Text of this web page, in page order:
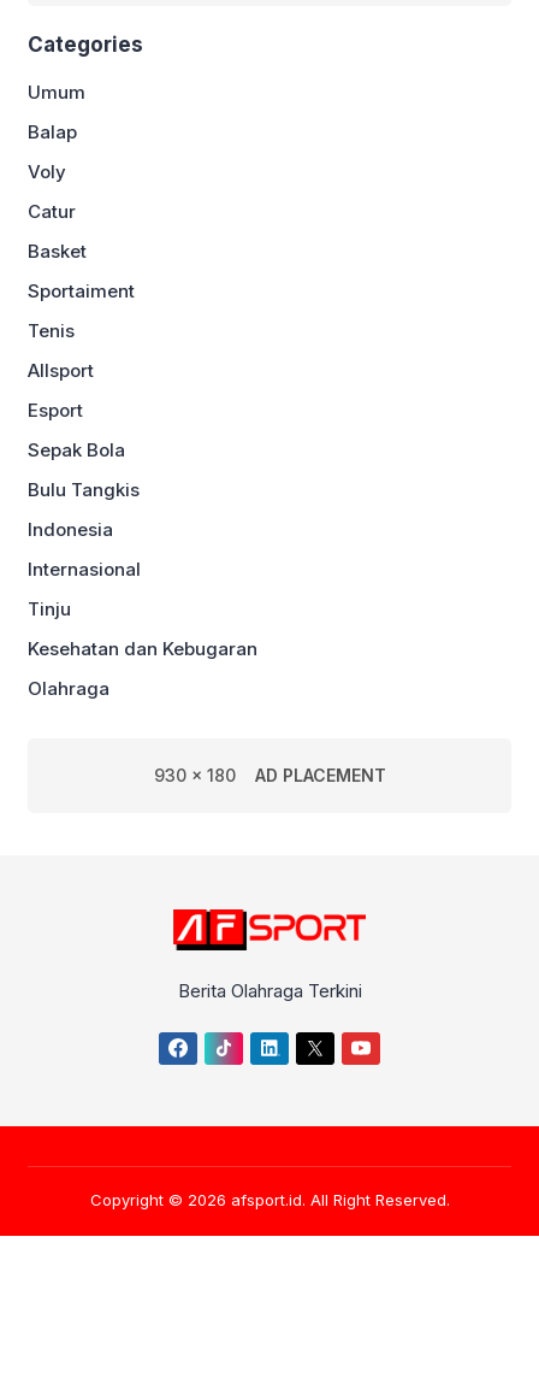
Categories
Umum
Balap
Voly
Catur
Basket
Sportaiment
Tenis
Allsport
Esport
Sepak Bola
Bulu Tangkis
Indonesia
Internasional
Tinju
Kesehatan dan Kebugaran
Olahraga
930 x 180 AD PLACEMENT
Berita Olahraga Terkini
Copyright © 2026 afsport.id. All Right Reserved.